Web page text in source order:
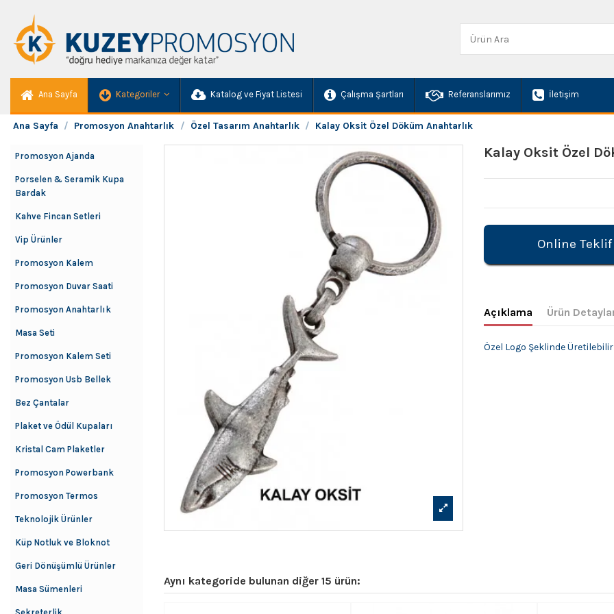
Ana Sayfa Kategoriler Katalog ve Fiyat Listesi Çalışma Şartları Referanslarımız İletişim
Ana Sayfa Promosyon Anahtarlık Özel Tasarım Anahtarlık Kalay Oksit Özel Döküm Anahtarlık
Kalay Oksit Özel
Online Teklif
Açıklama Ürün
Özel Logo Şeklinde Üretilebilir
Aynı kategoride bulunan diğer 15 ürün:
Promosyon Ajanda
Porselen & Seramik Kupa
Bardak
Kahve Fincan Setleri
Vip Ürünler
Promosyon Kalem
Promosyon Duvar Saati
Promosyon Anahtarlık
Masa Seti
Promosyon Kalem Seti
Promosyon Usb Bellek
Bez Çantalar
Plaket ve Ödül Kupaları
Kristal Cam Plaketler
Promosyon Powerbank
Promosyon Termos
Teknolojik Ürünler
Küp Notluk ve Bloknot
Geri Dönüşümlü Ürünler
Masa Sümenleri